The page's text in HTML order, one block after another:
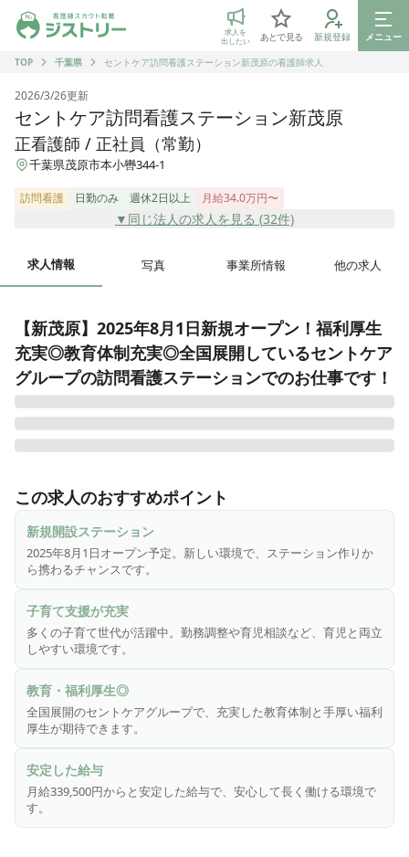
ジストリー 看護師の転職マッチング
求人を
出したい
あとで見る 新規登録
メニュー
TOP
千葉県 セントケア訪問看護ステーション新茂原の看護師求人
2026/3/26更新
セントケア訪問看護ステーション新茂原
正看護師 / 正社員（常勤）
千葉県茂原市本小轡344-1
訪問看護 日勤のみ 週休2日以上 月給34.0万円〜
▼同じ法人の求人を見る (32件)
求人情報 写真 事業所情報 他の求人
【新茂原】2025年8月1日新規オープン！福利厚生
充実◎教育体制充実◎全国展開しているセントケア
グループの訪問看護ステーションでのお仕事です！
人材を送れるお手伝いとし「ずっとお家で」を支えます。
セントケア千葉株式会社の訪問看護ステーションは多くの子
育て世代の方がプライベートと両立しながら就業中です。
子育てのための勤務調整はもちろん！育児相談もお互いにし
ています。
また「人が好き」「命を守る」「生活を守る」ためにお客様
のために出来ることを模索し合いさまざまな意見が飛び交っ
ています。
当社で、お客様一人ひとりが「生きててよかった！」と生き
甲斐が持てるようなサービスをつくっていきませんか？スタ
ッフ一同、あなたのご応募をお待ちしています！
この求人のおすすめポイント
新規開設ステーション
2025年8月1日オープン予定。新しい環境で、ステーション作りか
ら携わるチャンスです。
子育て支援が充実
多くの子育て世代が活躍中。勤務調整や育児相談など、育児と両立
しやすい環境です。
教育・福利厚生◎
全国展開のセントケアグループで、充実した教育体制と手厚い福利
厚生が期待できます。
安定した給与
月給339,500円からと安定した給与で、安心して長く働ける環境で
す。